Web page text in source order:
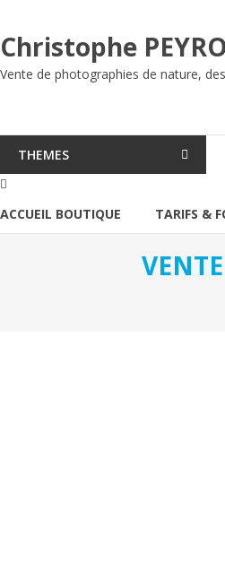
contenu
Christophe
Vente de photographies de nature,
THEMES
ACCUEIL BOUTIQUE TARIFS &